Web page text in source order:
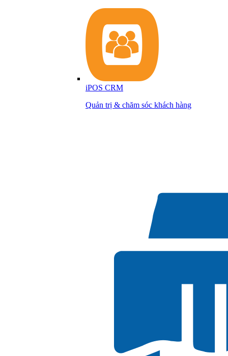
iPOS CRM
Quản trị & chăm sóc khách hàng